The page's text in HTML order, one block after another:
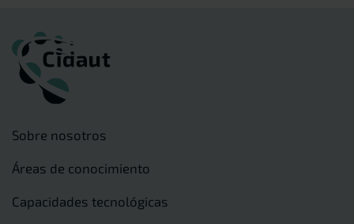
Sobre nosotros
Áreas de conocimiento
Capacidades tecnológicas